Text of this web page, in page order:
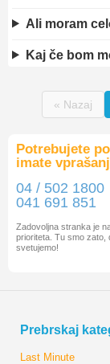
Potrebujete
imate
04 / 502 1800
041 691 851
Zadovoljna stranka je
prioriteta. Tu smo zato,
svetujemo!
Ali moram
Kaj če bom
« Nazaj
Prebrskaj
Last Minute